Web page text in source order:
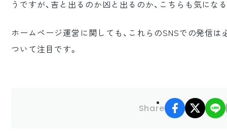
うですが、吉と出るのか凶と出るのか、こちらも気にな
ホームページ運営に関しても、これらのSNSでの発信は
ついて注目です。
Share
facebook
X